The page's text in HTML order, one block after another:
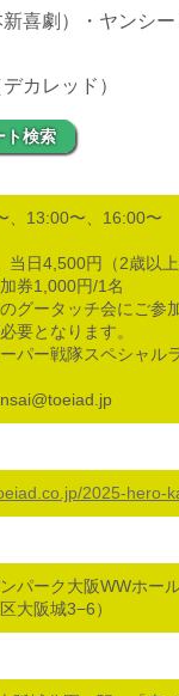
喜劇）・ヤンシ
カレッド）
ト検索
、13:00〜、16:00〜
当日4,500円（2歳以上
券1,000円/1名
グータッチ会にご参
要となります。
パー戦隊スペシャル
2025-hero-
パーク大阪WWホー
大阪城3−6）